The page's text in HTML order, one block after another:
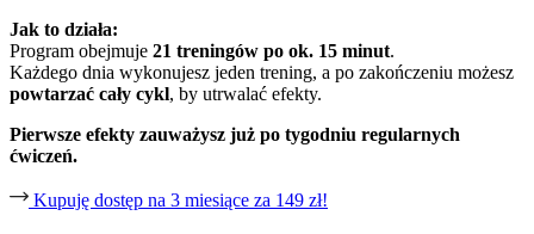
Jak to działa:
Program obejmuje 21 treningów po ok. 15 minut.
Każdego dnia wykonujesz jeden trening, a po zakończeniu możesz
powtarzać cały cykl, by utrwalać efekty.
Pierwsze efekty zauważysz już po tygodniu regularnych
ćwiczeń.
Kupuję dostęp na 3 miesiące za 149 zł!